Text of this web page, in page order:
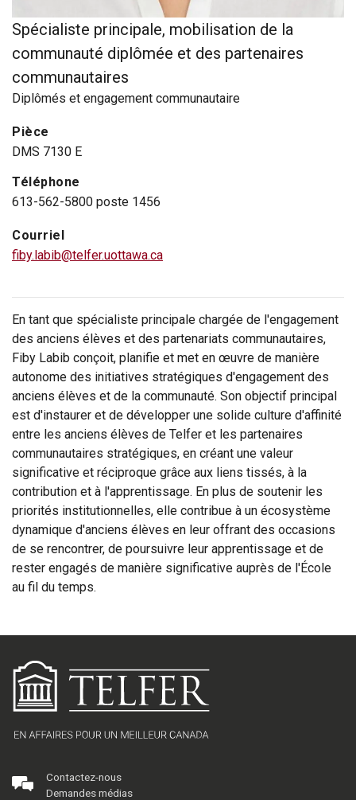
Spécialiste principale, mobilisation de la
communauté diplômée et des partenaires
communautaires
Diplômés et engagement communautaire
Pièce
DMS 7130 E
Téléphone
613-562-5800 poste 1456
Courriel
fiby.labib@telfer.uottawa.ca
En tant que spécialiste principale chargée de l'engagement
des anciens élèves et des partenariats communautaires,
Fiby Labib conçoit, planifie et met en œuvre de manière
autonome des initiatives stratégiques d'engagement des
anciens élèves et de la communauté. Son objectif principal
est d'instaurer et de développer une solide culture d'affinité
entre les anciens élèves de Telfer et les partenaires
communautaires stratégiques, en créant une valeur
significative et réciproque grâce aux liens tissés, à la
contribution et à l'apprentissage. En plus de soutenir les
priorités institutionnelles, elle contribue à un écosystème
dynamique d'anciens élèves en leur offrant des occasions
de se rencontrer, de poursuivre leur apprentissage et de
rester engagés de manière significative auprès de l'École
au fil du temps.
Contactez-nous
Demandes médias